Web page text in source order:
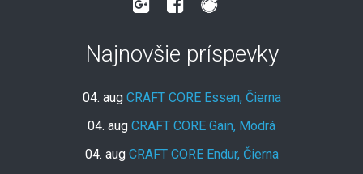
Najnovšie príspevky
04. aug CRAFT CORE Essen, Čierna
04. aug CRAFT CORE Gain, Modrá
04. aug CRAFT CORE Endur, Čierna